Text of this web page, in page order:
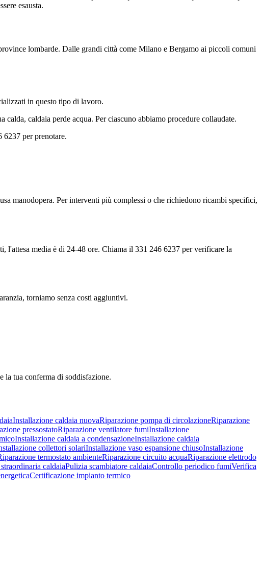
esausta.
lombarde. Dalle grandi città come Milano e Bergamo ai piccoli comuni
in questo tipo di lavoro.
caldaia perde acqua. Per ciascuno abbiamo procedure collaudate.
per prenotare.
manodopera. Per interventi più complessi o che richiedono ricambi specifici,
l'attesa media è di 24-48 ore. Chiama il 331 246 6237 per verificare la
torniamo senza costi aggiuntivi.
la tua conferma di soddisfazione.
Installazione caldaia nuovaRiparazione pompa di circolazioneRiparazione
pressostatoRiparazione ventilatore fumiInstallazione
Installazione caldaia a condensazioneInstallazione caldaia
collettori solariInstallazione vaso espansione chiusoInstallazione
termostato ambienteRiparazione circuito acquaRiparazione elettrodo
caldaiaPulizia scambiatore caldaiaControllo periodico fumiVerifica
Certificazione impianto termico